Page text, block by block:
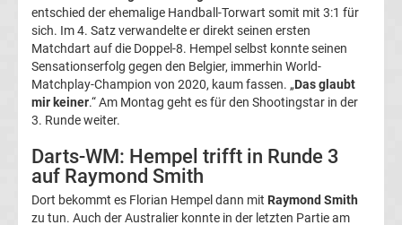
League
Ergebnisse
Conference
League
Erg.
entschied der ehemalige Handball-Torwart somit mit 3:1 für
sich. Im 4. Satz verwandelte er direkt seinen ersten
Matchdart auf die Doppel-8. Hempel selbst konnte seinen
Sensationserfolg gegen den Belgier, immerhin World-
Matchplay-Champion von 2020, kaum fassen. „Das glaubt
mir keiner.“ Am Montag geht es für den Shootingstar in der
3. Runde weiter.
Darts-WM: Hempel trifft in Runde 3
auf Raymond Smith
Dort bekommt es Florian Hempel dann mit Raymond Smith
zu tun. Auch der Australier konnte in der letzten Partie am